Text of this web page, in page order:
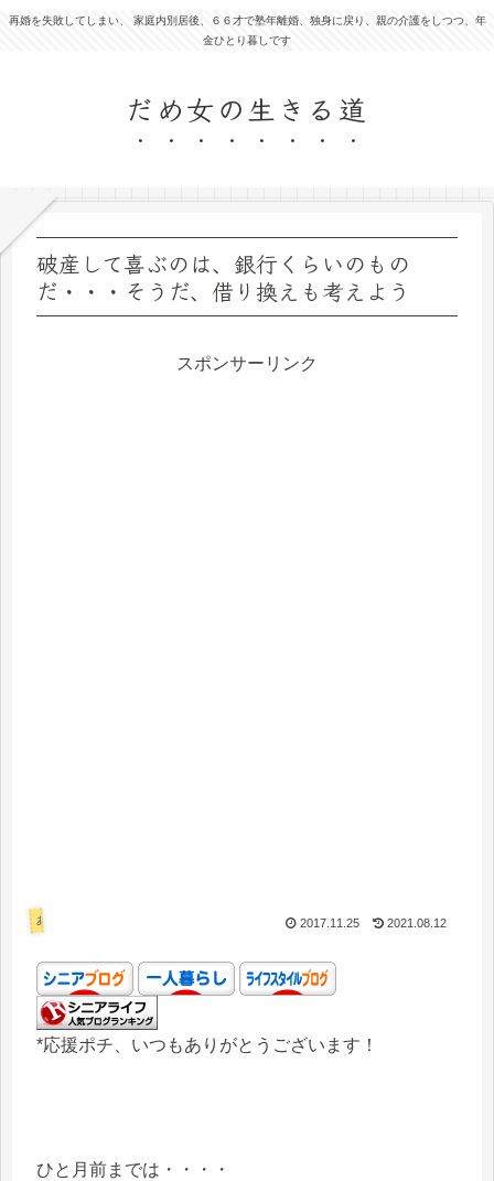
再婚を失敗してしまい、 家庭内別居後、６６才で塾年離婚、独身に戻り、親の介護をしつつ、年
金ひとり暮しです
だめ女の生きる道
破産して喜ぶのは、銀行くらいのもの
だ・・・そうだ、借り換えも考えよう
スポンサーリンク
あれこれ 2017.11.25 2021.08.12
*応援ポチ、いつもありがとうございます！
ひと月前までは・・・・